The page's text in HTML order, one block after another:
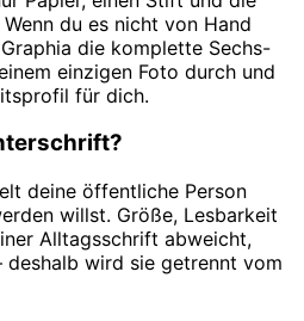
du es nicht von Hand
die komplette Sechs-
einzigen Foto durch und
für dich.
deine öffentliche Person
willst. Größe, Lesbarkeit
Alltagsschrift abweicht,
wird sie getrennt vom